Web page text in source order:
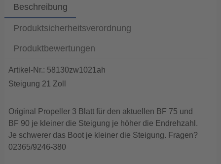
Beschreibung
Produktsicherheitsverordnung
Produktbewertungen
Artikel-Nr.: 58130zw1021ah
Steigung 21 Zoll
Original Propeller 3 Blatt für den aktuellen BF 75 und
BF 90 je kleiner die Steigung je höher die Endrehzahl.
Je schwerer das Boot je kleiner die Steigung. Fragen?
02365/9246-380